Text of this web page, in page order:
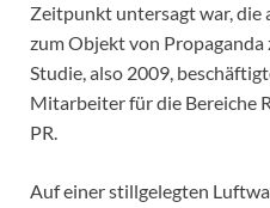
Zeitpunkt untersagt war,
zum Objekt von Propaganda
Studie, also 2009,
Mitarbeiter für die Bereiche
PR.
Auf einer stillgelegten